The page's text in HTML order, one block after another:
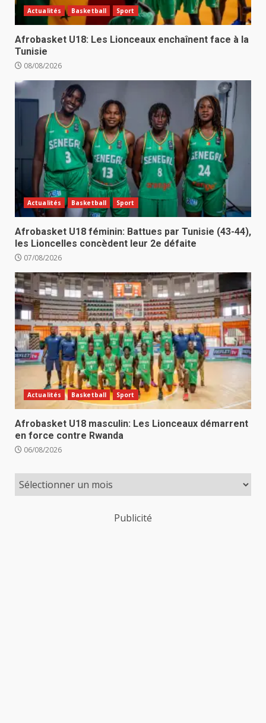
Actualités Basketball Sport
Afrobasket U18: Les Lionceaux enchaînent face à la
Tunisie
08/08/2026
Actualités Basketball Sport
Afrobasket U18 féminin: Battues par Tunisie (43-44),
les Lioncelles concèdent leur 2e défaite
07/08/2026
Actualités Basketball Sport
Afrobasket U18 masculin: Les Lionceaux démarrent
en force contre Rwanda
06/08/2026
Publicité